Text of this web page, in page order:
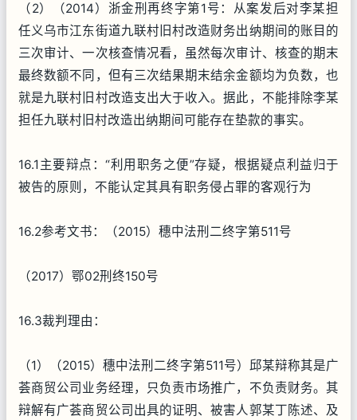
（2）（2014）浙金刑再终字第1号：从案发后对李某担
任义乌市江东街道九联村旧村改造财务出纳期间的账目的
三次审计、一次核查情况看，虽然每次审计、核查的期末
最终数额不同，但有三次结果期末结余金额均为负数，也
就是九联村旧村改造支出大于收入。据此，不能排除李某
担任九联村旧村改造出纳期间可能存在垫款的事实。
16.1主要辩点：“利用职务之便”存疑，根据疑点利益归于
被告的原则，不能认定其具有职务侵占罪的客观行为
16.2参考文书：（2015）穗中法刑二终字第511号
（2017）鄂02刑终150号
16.3裁判理由：
（1）（2015）穗中法刑二终字第511号）邱某辩称其是广
荟商贸公司业务经理，只负责市场推广，不负责财务。其
辩解有广荟商贸公司出具的证明、被害人郭某丁陈述、及